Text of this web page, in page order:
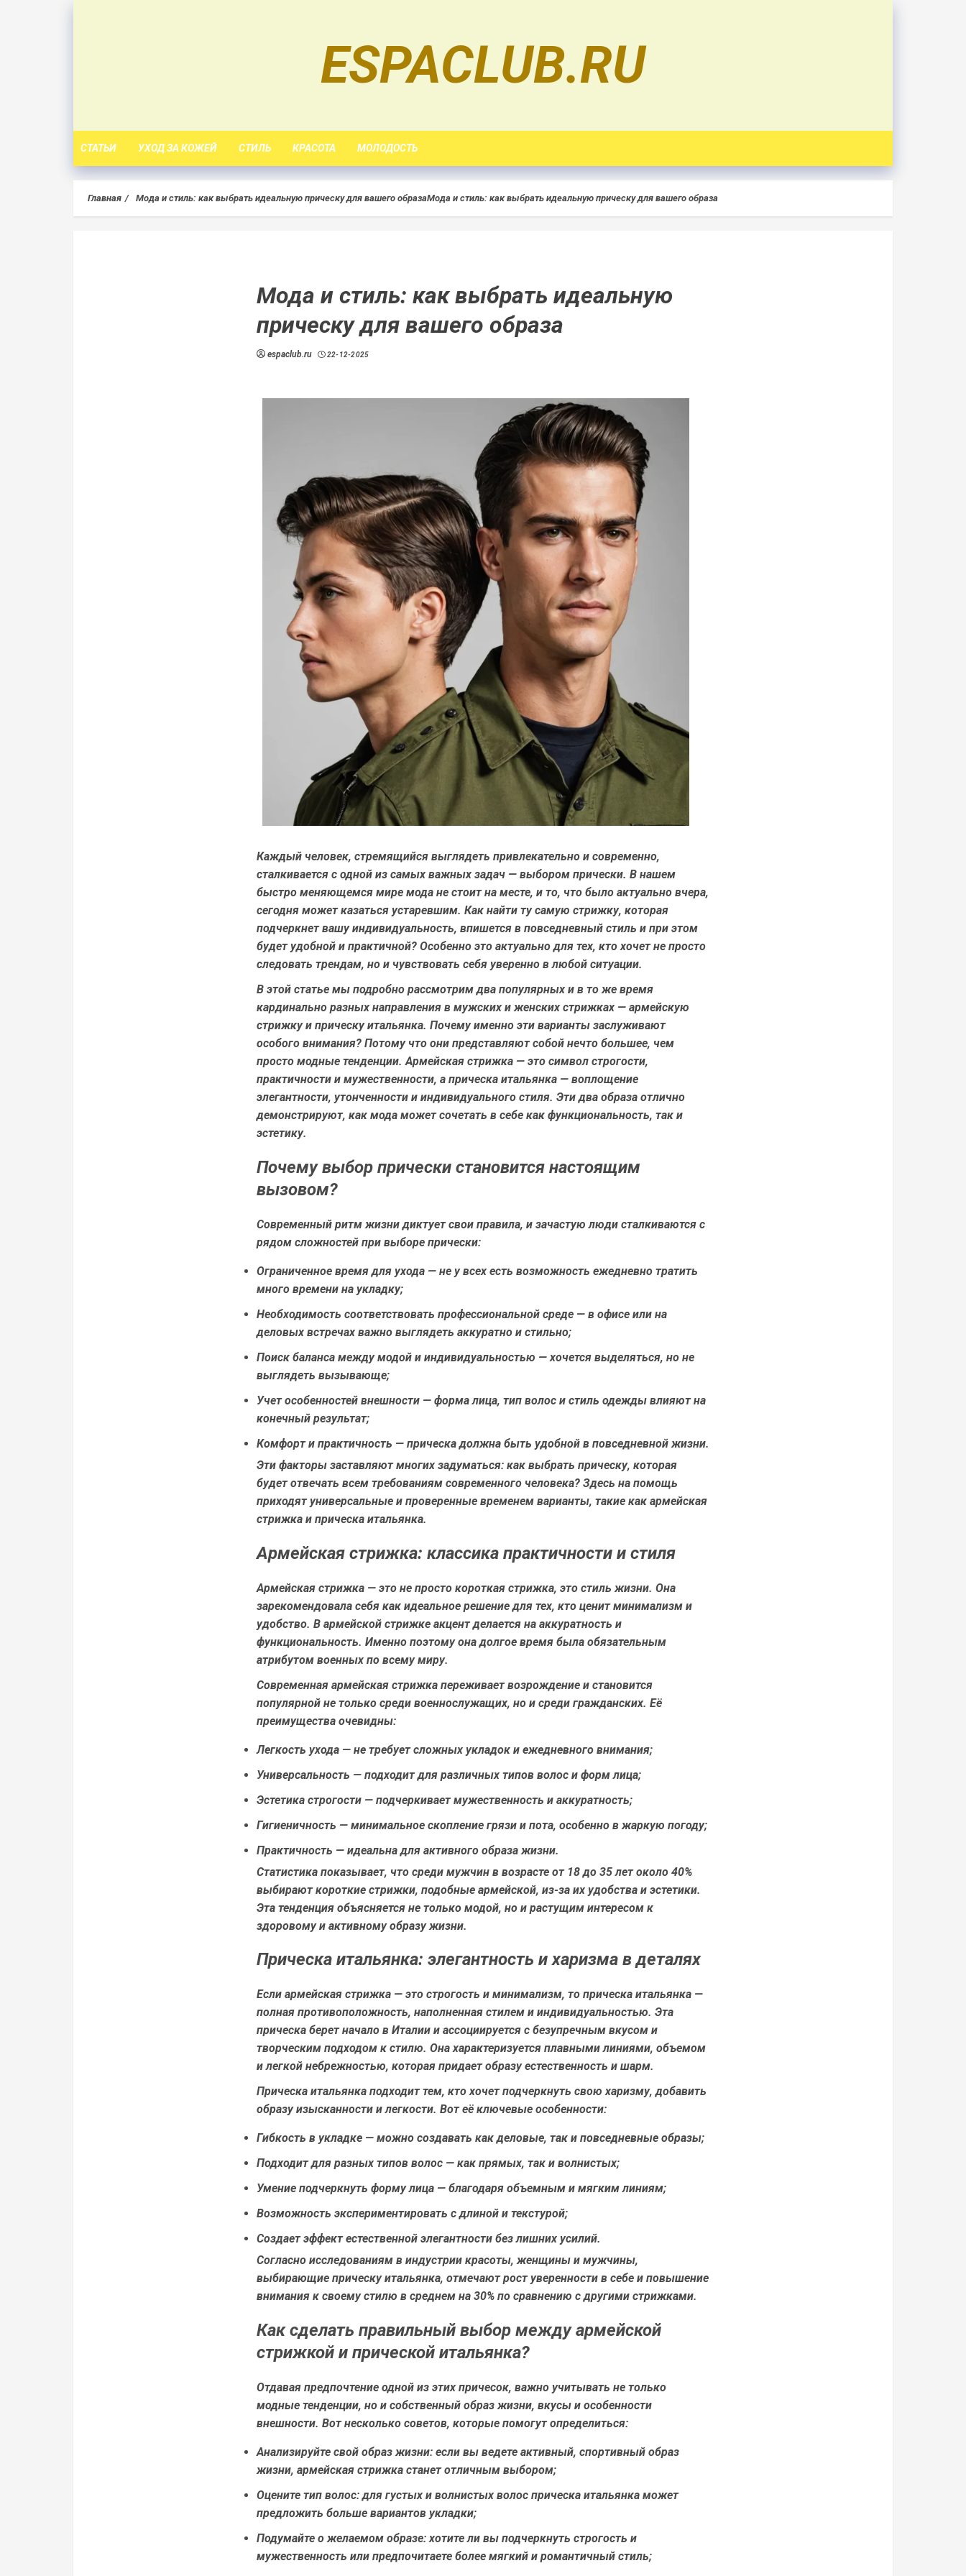
ESPACLUB.RU
СТАТЬИ УХОД ЗА КОЖЕЙ СТИЛЬ КРАСОТА МОЛОДОСТЬ
Главная Мода и стиль: как выбрать идеальную прическу для вашего образаМода и стиль: как выбрать идеальную прическу для вашего образа
Мода и стиль: как выбрать идеальную
прическу для вашего образа
espaclub.ru 22-12-2025
Каждый человек, стремящийся выглядеть привлекательно и современно,
сталкивается с одной из самых важных задач — выбором прически. В нашем
быстро меняющемся мире мода не стоит на месте, и то, что было актуально вчера,
сегодня может казаться устаревшим. Как найти ту самую стрижку, которая
подчеркнет вашу индивидуальность, впишется в повседневный стиль и при этом
будет удобной и практичной? Особенно это актуально для тех, кто хочет не просто
следовать трендам, но и чувствовать себя уверенно в любой ситуации.
В этой статье мы подробно рассмотрим два популярных и в то же время
кардинально разных направления в мужских и женских стрижках — армейскую
стрижку и прическу итальянка. Почему именно эти варианты заслуживают
особого внимания? Потому что они представляют собой нечто большее, чем
просто модные тенденции. Армейская стрижка — это символ строгости,
практичности и мужественности, а прическа итальянка — воплощение
элегантности, утонченности и индивидуального стиля. Эти два образа отлично
демонстрируют, как мода может сочетать в себе как функциональность, так и
эстетику.
Почему выбор прически становится настоящим
вызовом?
Современный ритм жизни диктует свои правила, и зачастую люди сталкиваются с
рядом сложностей при выборе прически:
Ограниченное время для ухода — не у всех есть возможность ежедневно тратить
много времени на укладку;
Необходимость соответствовать профессиональной среде — в офисе или на
деловых встречах важно выглядеть аккуратно и стильно;
Поиск баланса между модой и индивидуальностью — хочется выделяться, но не
выглядеть вызывающе;
Учет особенностей внешности — форма лица, тип волос и стиль одежды влияют на
конечный результат;
Комфорт и практичность — прическа должна быть удобной в повседневной жизни.
Эти факторы заставляют многих задуматься: как выбрать прическу, которая
будет отвечать всем требованиям современного человека? Здесь на помощь
приходят универсальные и проверенные временем варианты, такие как армейская
стрижка и прическа итальянка.
Армейская стрижка: классика практичности и стиля
Армейская стрижка — это не просто короткая стрижка, это стиль жизни. Она
зарекомендовала себя как идеальное решение для тех, кто ценит минимализм и
удобство. В армейской стрижке акцент делается на аккуратность и
функциональность. Именно поэтому она долгое время была обязательным
атрибутом военных по всему миру.
Современная армейская стрижка переживает возрождение и становится
популярной не только среди военнослужащих, но и среди гражданских. Её
преимущества очевидны:
Легкость ухода — не требует сложных укладок и ежедневного внимания;
Универсальность — подходит для различных типов волос и форм лица;
Эстетика строгости — подчеркивает мужественность и аккуратность;
Гигиеничность — минимальное скопление грязи и пота, особенно в жаркую погоду;
Практичность — идеальна для активного образа жизни.
Статистика показывает, что среди мужчин в возрасте от 18 до 35 лет около 40%
выбирают короткие стрижки, подобные армейской, из-за их удобства и эстетики.
Эта тенденция объясняется не только модой, но и растущим интересом к
здоровому и активному образу жизни.
Прическа итальянка: элегантность и харизма в деталях
Если армейская стрижка — это строгость и минимализм, то прическа итальянка —
полная противоположность, наполненная стилем и индивидуальностью. Эта
прическа берет начало в Италии и ассоциируется с безупречным вкусом и
творческим подходом к стилю. Она характеризуется плавными линиями, объемом
и легкой небрежностью, которая придает образу естественность и шарм.
Прическа итальянка подходит тем, кто хочет подчеркнуть свою харизму, добавить
образу изысканности и легкости. Вот её ключевые особенности:
Гибкость в укладке — можно создавать как деловые, так и повседневные образы;
Подходит для разных типов волос — как прямых, так и волнистых;
Умение подчеркнуть форму лица — благодаря объемным и мягким линиям;
Возможность экспериментировать с длиной и текстурой;
Создает эффект естественной элегантности без лишних усилий.
Согласно исследованиям в индустрии красоты, женщины и мужчины,
выбирающие прическу итальянка, отмечают рост уверенности в себе и повышение
внимания к своему стилю в среднем на 30% по сравнению с другими стрижками.
Как сделать правильный выбор между армейской
стрижкой и прической итальянка?
Отдавая предпочтение одной из этих причесок, важно учитывать не только
модные тенденции, но и собственный образ жизни, вкусы и особенности
внешности. Вот несколько советов, которые помогут определиться:
Анализируйте свой образ жизни: если вы ведете активный, спортивный образ
жизни, армейская стрижка станет отличным выбором;
Оцените тип волос:для густых и волнистых волос прическа итальянка может
предложить больше вариантов укладки;
Подумайте о желаемом образе:хотите ли вы подчеркнуть строгость и
мужественность или предпочитаете более мягкий и романтичный стиль;